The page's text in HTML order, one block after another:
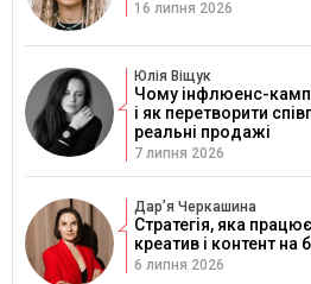
16 липня 2026
Юлія Віщук
Чому інфлюенс-
і як перетворити
реальні продажі
7 липня 2026
Дарʼя Черкашина
Стратегія, яка
креатив і контент на
6 липня 2026